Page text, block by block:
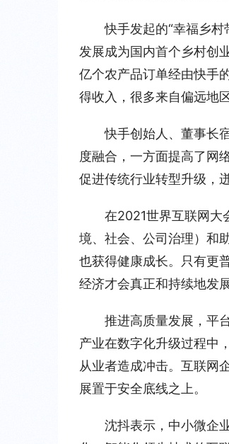
快手发起的“幸福乡
发展成为国内首个乡村创
亿个农产品订单经由快手
得收入，很多来自偏远地区
快手创始人、董事长
度融合，一方面提高了网
促进传统行业转型升级，
在2021世界互联网
境、社会、公司治理）和
也获得健康成长。只有更
经济才会真正和持续地发
推进高质量发展，平
产业在数字化升级过程中
从业者造成冲击。互联网
展置于安全底线之上。
沈抖表示，中小微企